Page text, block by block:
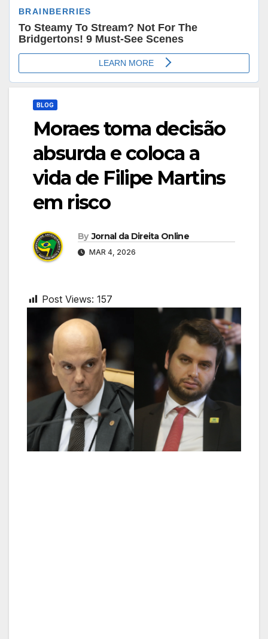
BLOG
Moraes toma decisão
absurda e coloca a
vida de Filipe Martins
em risco
By Jornal da Direita Online
MAR 4, 2026
Post Views: 157